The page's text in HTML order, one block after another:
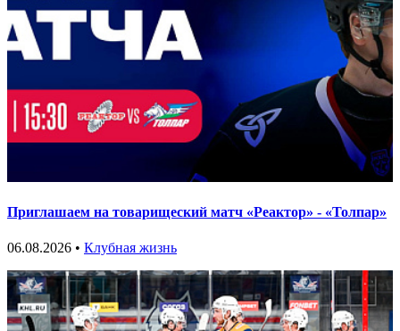
Приглашаем на товарищеский матч «Реактор» - «Толпар»
06.08.2026 • Клубная жизнь